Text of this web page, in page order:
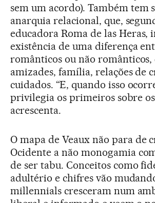
sem um acordo). Também tem
anarquia relacional, que,
educadora Roma de las Heras,
existência de uma diferença
românticos ou não românticos,
amizades, família, relações de
cuidados. “E, quando isso
privilegia os primeiros sobre
acrescenta.
O mapa de Veaux não para de
Ocidente a não monogamia
de ser tabu. Conceitos como
adultério e chifres vão
millennials cresceram num